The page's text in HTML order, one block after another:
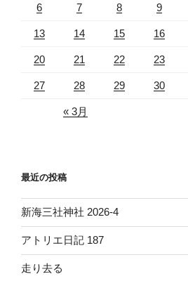
6 7 8 9
13 14 15 16
20 21 22 23
27 28 29 30
« 3月
最近の投稿
新海三社神社 2026-4
アトリエ日記 187
走り去る